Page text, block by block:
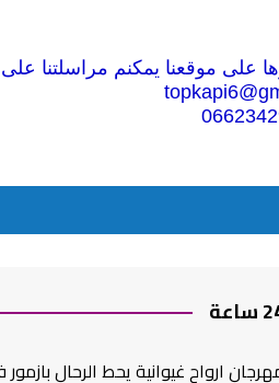
موقعنا يمكنم مراسلتنا على
ارواح غيوانية يحط الرحال